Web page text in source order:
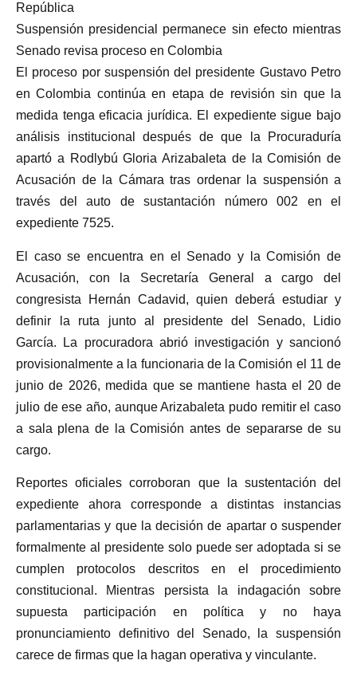
República
Suspensión presidencial permanece sin efecto mientras
Senado revisa proceso en Colombia
El proceso por suspensión del presidente Gustavo Petro
en Colombia continúa en etapa de revisión sin que la
medida tenga eficacia jurídica. El expediente sigue bajo
análisis institucional después de que la Procuraduría
apartó a Rodlybú Gloria Arizabaleta de la Comisión de
Acusación de la Cámara tras ordenar la suspensión a
través del auto de sustantación número 002 en el
expediente 7525.
El caso se encuentra en el Senado y la Comisión de
Acusación, con la Secretaría General a cargo del
congresista Hernán Cadavid, quien deberá estudiar y
definir la ruta junto al presidente del Senado, Lidio
García. La procuradora abrió investigación y sancionó
provisionalmente a la funcionaria de la Comisión el 11 de
junio de 2026, medida que se mantiene hasta el 20 de
julio de ese año, aunque Arizabaleta pudo remitir el caso
a sala plena de la Comisión antes de separarse de su
cargo.
Reportes oficiales corroboran que la sustentación del
expediente ahora corresponde a distintas instancias
parlamentarias y que la decisión de apartar o suspender
formalmente al presidente solo puede ser adoptada si se
cumplen protocolos descritos en el procedimiento
constitucional. Mientras persista la indagación sobre
supuesta participación en política y no haya
pronunciamiento definitivo del Senado, la suspensión
carece de firmas que la hagan operativa y vinculante.